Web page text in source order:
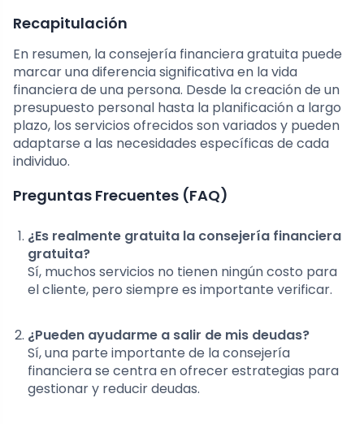
Recapitulación
En resumen, la consejería financiera gratuita puede
marcar una diferencia significativa en la vida
financiera de una persona. Desde la creación de un
presupuesto personal hasta la planificación a largo
plazo, los servicios ofrecidos son variados y pueden
adaptarse a las necesidades específicas de cada
individuo.
Preguntas Frecuentes (FAQ)
¿Es realmente gratuita la consejería financiera
gratuita?
Sí, muchos servicios no tienen ningún costo para
el cliente, pero siempre es importante verificar.
¿Pueden ayudarme a salir de mis deudas?
Sí, una parte importante de la consejería
financiera se centra en ofrecer estrategias para
gestionar y reducir deudas.